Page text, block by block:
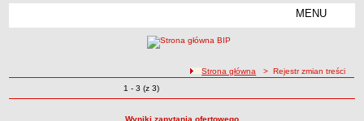
MENU
Techniczne Zakłady Naukowe
ścieżka nawigacji
Strona główna > Rejestr zmian treści
Zmiany o pozycjach
1 - 3 (z 3)
Wyniki zapytania ofertowego